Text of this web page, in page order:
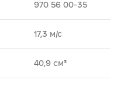
970 56 00-35
17,3 м/с
40,9 см³